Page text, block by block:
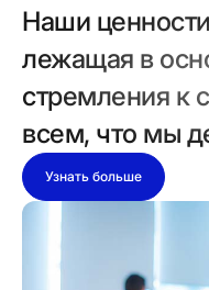
Наши
лежащая в
стремления к
всем, что мы
Узнать больше